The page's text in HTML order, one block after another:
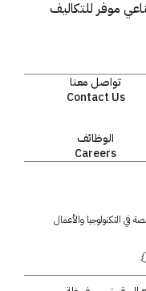
للتكاليف
تواصل معنا
Contact Us
الوظائف
Careers
والأعمال